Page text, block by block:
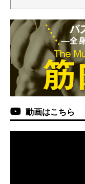
動画はこちら